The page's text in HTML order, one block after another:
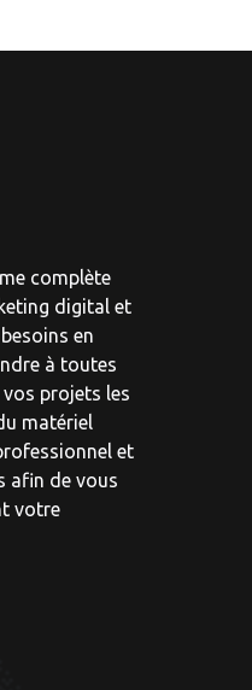
complète
digital et
en
à toutes
projets les
matériel
et
afin de vous
votre